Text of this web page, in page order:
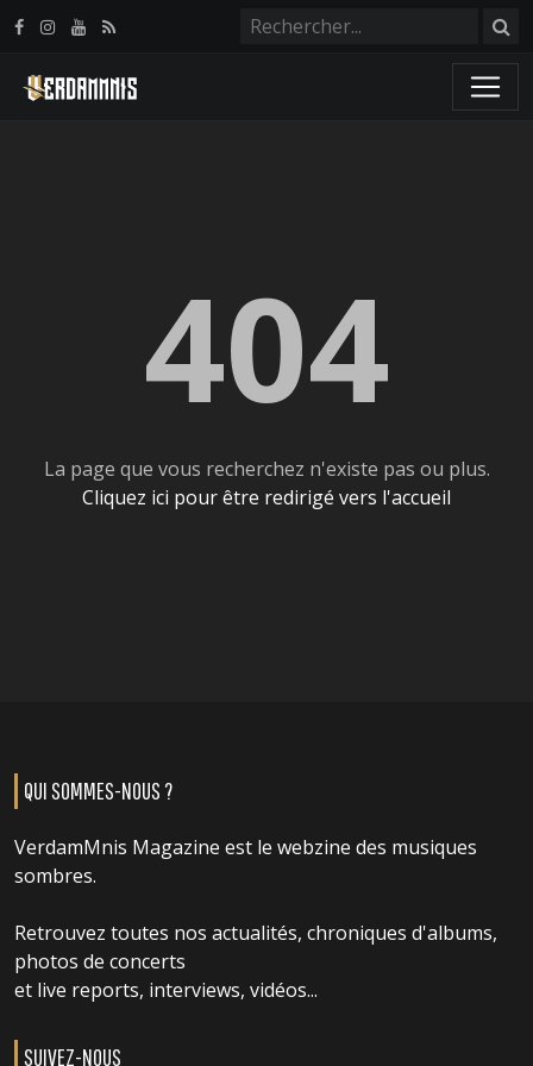
404
La page que vous recherchez n'existe pas ou plus.
Cliquez ici pour être redirigé vers l'accueil
QUI SOMMES-NOUS ?
VerdamMnis Magazine est le webzine des musiques
sombres.
Retrouvez toutes nos actualités, chroniques d'albums,
photos de concerts
et live reports, interviews, vidéos...
SUIVEZ-NOUS
Panneau de gestion des cookies